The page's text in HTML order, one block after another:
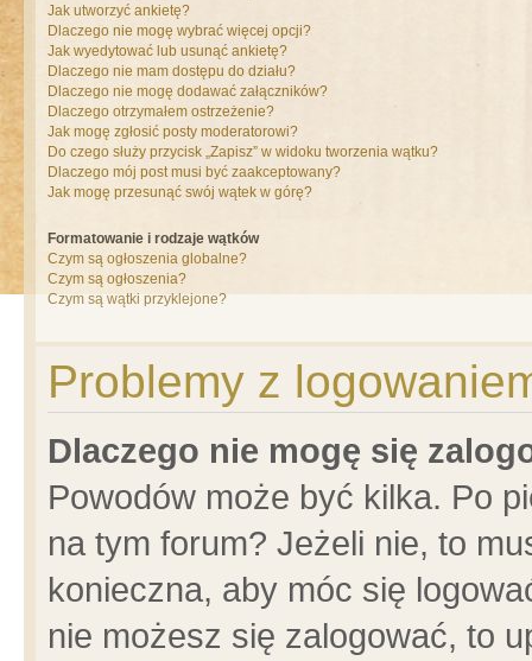
Jak utworzyć ankietę?
Dlaczego nie mogę wybrać więcej opcji?
Jak wyedytować lub usunąć ankietę?
Dlaczego nie mam dostępu do działu?
Dlaczego nie mogę dodawać załączników?
Dlaczego otrzymałem ostrzeżenie?
Jak mogę zgłosić posty moderatorowi?
Do czego służy przycisk „Zapisz” w widoku tworzenia wątku?
Dlaczego mój post musi być zaakceptowany?
Jak mogę przesunąć swój wątek w górę?
Formatowanie i rodzaje wątków
Czym są ogłoszenia globalne?
Czym są ogłoszenia?
Czym są wątki przyklejone?
Problemy z
Dlaczego nie mogę się
Powodów może być kilka. Po
na tym forum? Jeżeli nie, to
konieczna, aby móc się
nie możesz się zalogować, to